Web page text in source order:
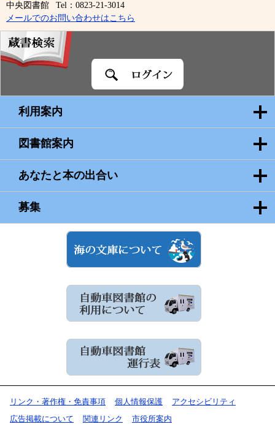
中央図書館
Tel：0823-21-3014
メールでのお問い合わせはこちら
蔵
利用案内
図書館案内
あなたと本の出合い
募集
リンク・著作権・免責事項 個人情報保護
アクセシビリティ
広告掲載について
関連リンク 市役所案内